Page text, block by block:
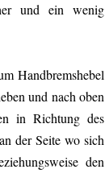
und ein wenig
Handbremshebel
und nach oben
in Richtung des
der Seite wo sich
den